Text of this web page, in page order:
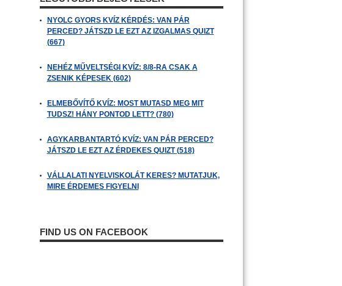
NYOLC GYORS KVÍZ KÉRDÉS: VAN PÁR
PERCED? JÁTSZD LE EZT AZ IZGALMAS QUIZT
(667)
NEHÉZ MŰVELTSÉGI KVÍZ: 8/8-RA CSAK A
ZSENIK KÉPESEK (602)
ELMEBŐVÍTŐ KVÍZ: MOST MUTASD MEG MIT
TUDSZ! HÁNY PONTOD LETT? (780)
AGYKARBANTARTÓ KVÍZ: VAN PÁR PERCED?
JÁTSZD LE EZT AZ ÉRDEKES QUIZT (518)
VÁLLALATI NYELVISKOLÁT KERES? MUTATJUK,
MIRE ÉRDEMES FIGYELNI
FIND US ON FACEBOOK